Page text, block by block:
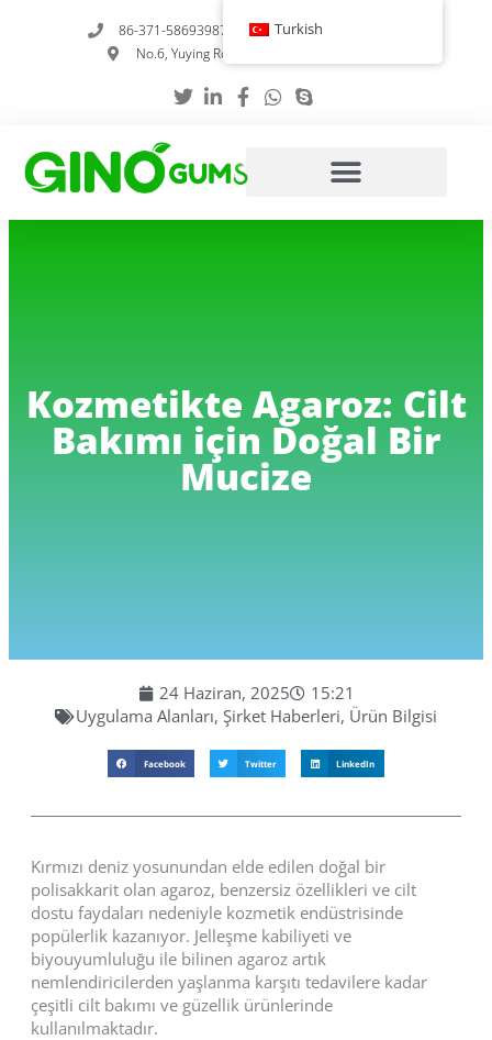
86-371-58693987
info@gumstabilizer.com
No.6, Yuying Road, Zhengzhou, Henan, Çin
Kozmetikte Agaroz: Cilt
Bakımı için Doğal Bir
Mucize
24 Haziran, 2025
15:21
Uygulama Alanları, Şirket Haberleri, Ürün Bilgisi
Facebook Twitter LinkedIn
Kırmızı deniz yosunundan elde edilen doğal bir
polisakkarit olan agaroz, benzersiz özellikleri ve cilt
dostu faydaları nedeniyle kozmetik endüstrisinde
popülerlik kazanıyor. Jelleşme kabiliyeti ve
biyouyumluluğu ile bilinen agaroz artık
nemlendiricilerden yaşlanma karşıtı tedavilere kadar
çeşitli cilt bakımı ve güzellik ürünlerinde
kullanılmaktadır.
Turkish